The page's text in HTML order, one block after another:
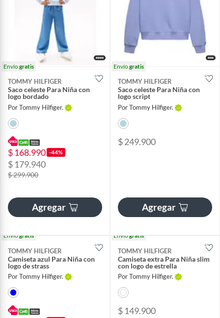
Envíogratis
TOMMY HILFIGER
Saco celeste Para Niña con
logo bordado
Por Tommy Hilfiger.
$ 168.990 -44%
$ 179.940
$ 299.900
Agregar
Envíogratis
TOMMY HILFIGER
Saco celeste Para Niña con
logo script
Por Tommy Hilfiger.
$ 249.900
Agregar
Envíogratis
TOMMY HILFIGER
Camiseta azul Para Niña con
logo de strass
Por Tommy Hilfiger.
Envíogratis
TOMMY HILFIGER
Camiseta extra Para Niña slim
con logo de estrella
Por Tommy Hilfiger.
$ 149.900